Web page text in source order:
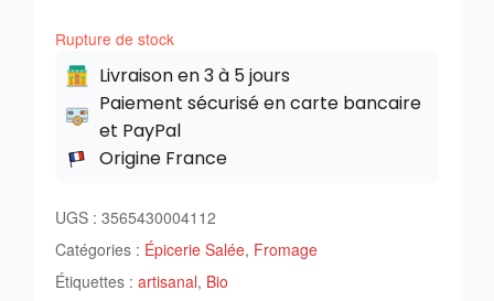
Rupture de stock
Livraison en 3 à 5 jours
Paiement sécurisé en carte bancaire
et PayPal
Origine France
UGS : 3565430004112
Catégories : Épicerie Salée, Fromage
Étiquettes : artisanal, Bio